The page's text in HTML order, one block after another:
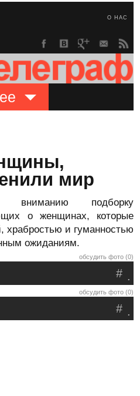
О НАС
мир
вниманию подборку
о женщинах, которые
и гуманностью
ожиданиям.
обсудить фото (0)
.
#
обсудить фото (0)
.
#